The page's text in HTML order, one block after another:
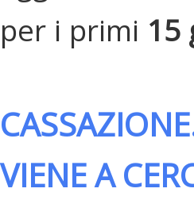
per i primi 15
VIENE A